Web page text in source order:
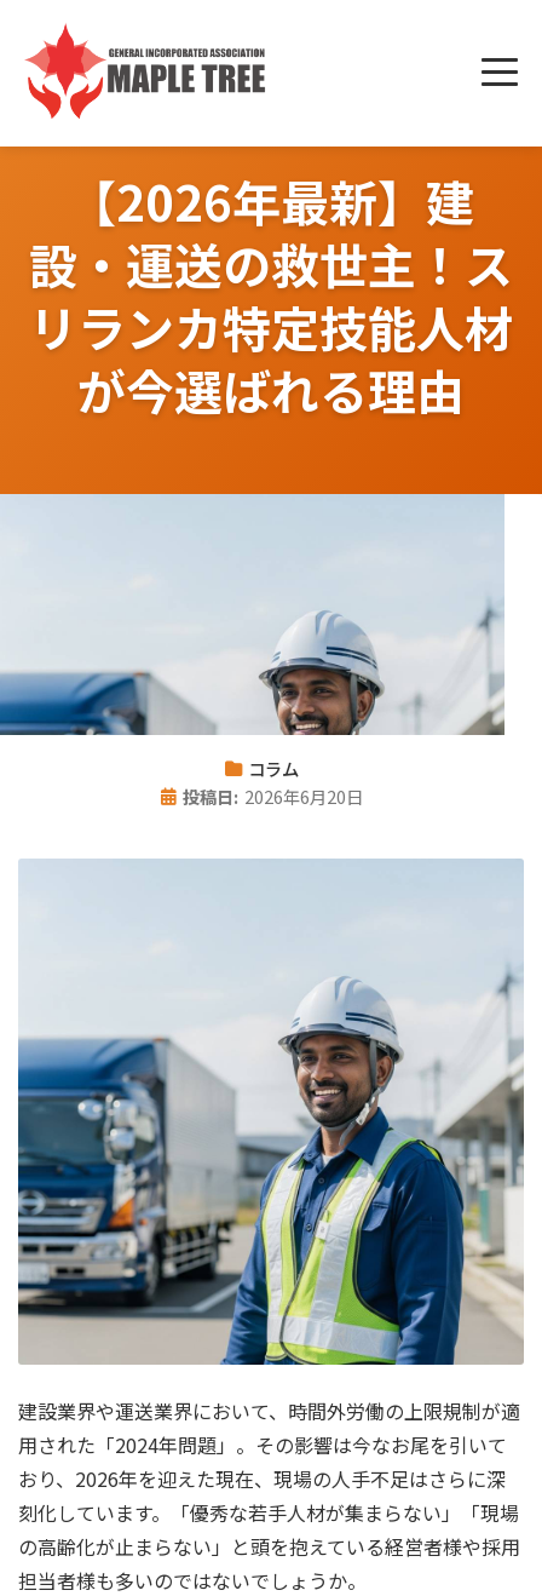
content
メニ
ュー
【2026年最新】建
設・運送の救世主！ス
リランカ特定技能人材
が今選ばれる理由
コラム
投稿日: 2026年6月20日
建設業界や運送業界において、時間外労働の上限規制が適
用された「2024年問題」。その影響は今なお尾を引いて
おり、2026年を迎えた現在、現場の人手不足はさらに深
刻化しています。「優秀な若手人材が集まらない」「現場
の高齢化が止まらない」と頭を抱えている経営者様や採用
担当者様も多いのではないでしょうか。